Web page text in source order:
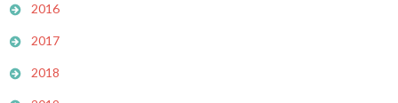
2016
2017
2018